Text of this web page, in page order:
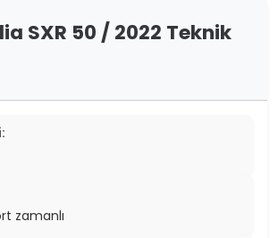
SXR 50 / 2022 Teknik
zamanlı